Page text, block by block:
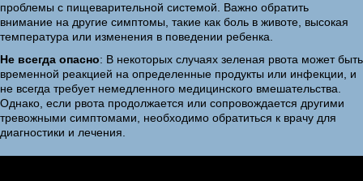
проблемы с пищеварительной системой. Важно обратить
внимание на другие симптомы, такие как боль в животе, высокая
температура или изменения в поведении ребенка.
Не всегда опасно: В некоторых случаях зеленая рвота может быть
временной реакцией на определенные продукты или инфекции, и
не всегда требует немедленного медицинского вмешательства.
Однако, если рвота продолжается или сопровождается другими
тревожными симптомами, необходимо обратиться к врачу для
диагностики и лечения.